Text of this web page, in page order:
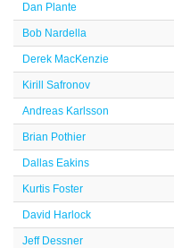
Dan Plante
Bob Nardella
Derek MacKenzie
Kirill Safronov
Andreas Karlsson
Brian Pothier
Dallas Eakins
Kurtis Foster
David Harlock
Jeff Dessner